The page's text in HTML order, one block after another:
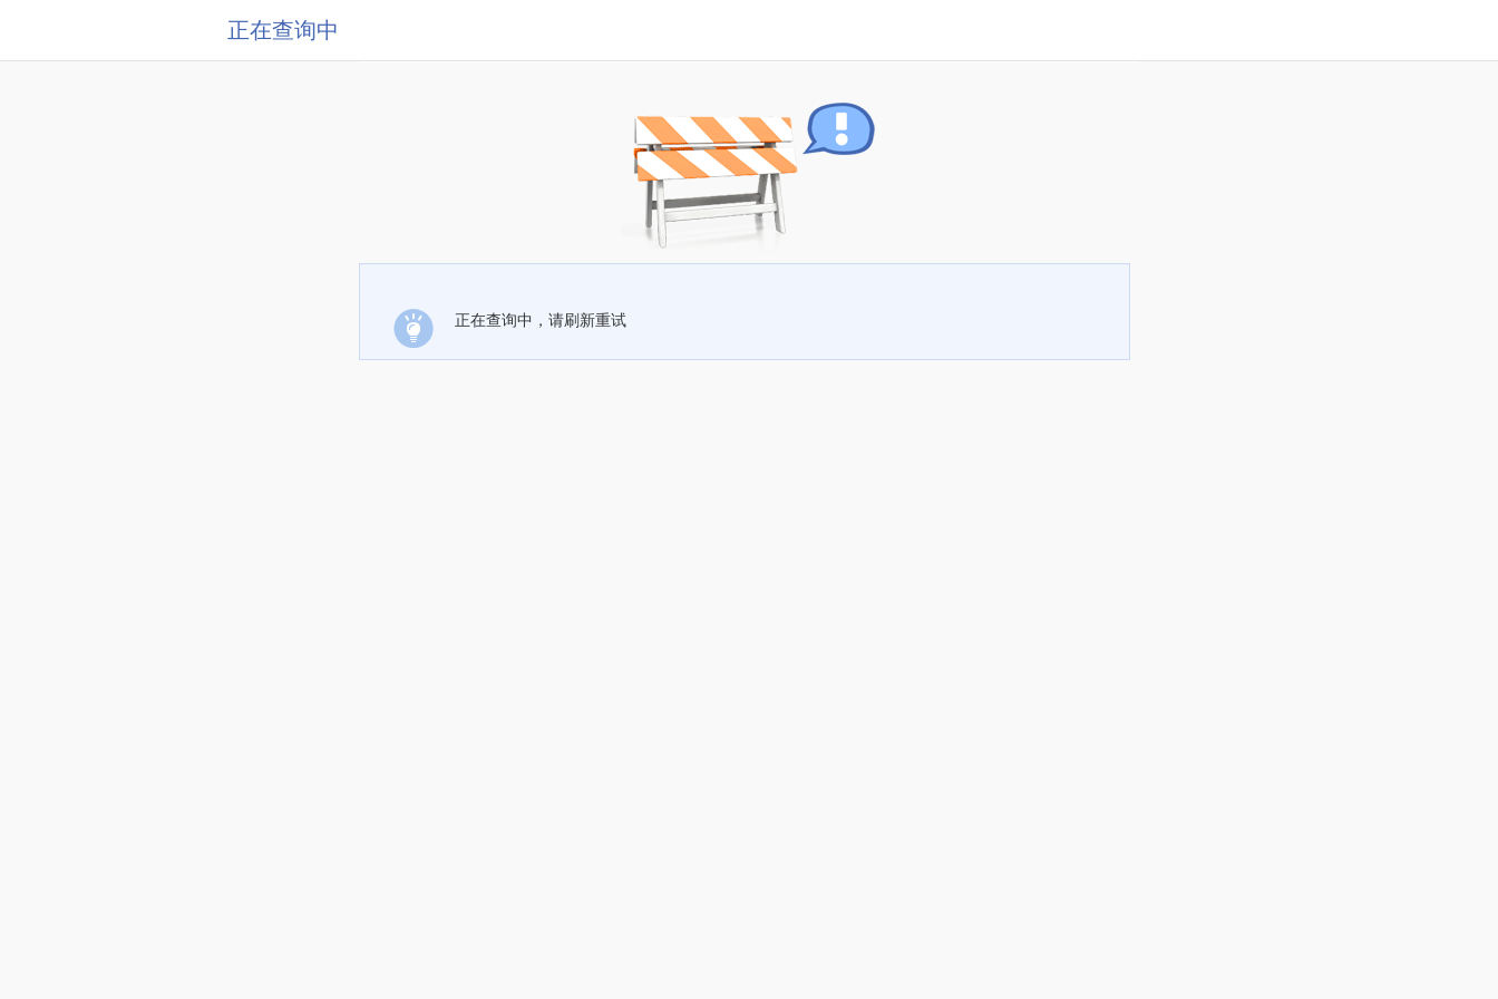
正在查询中
正在查询中，请刷新重试